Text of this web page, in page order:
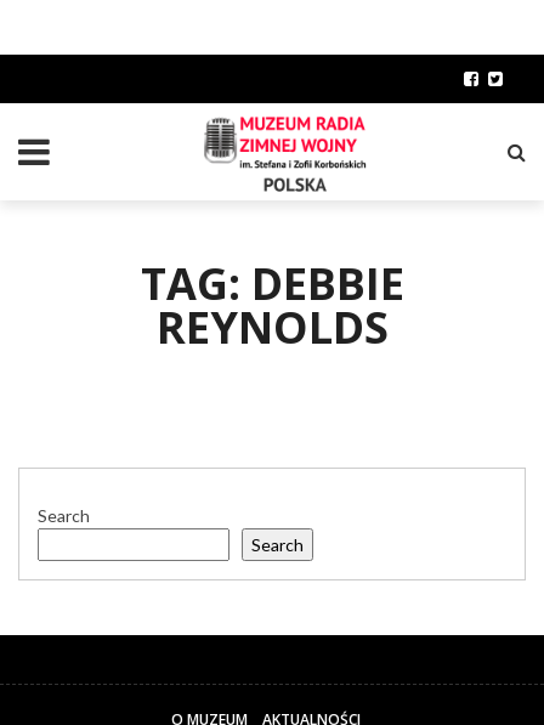
TAG: DEBBIE
REYNOLDS
Search
Search
O MUZEUM
AKTUALNOŚCI